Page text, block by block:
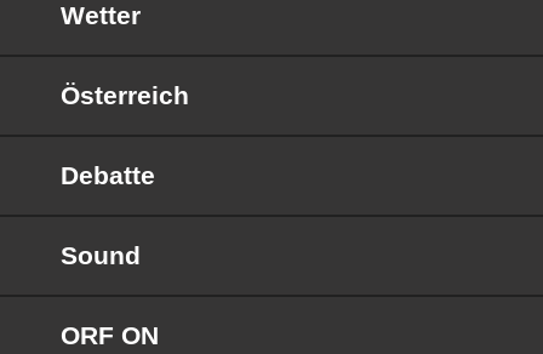
Wetter
Österreich
Debatte
Sound
ORF ON